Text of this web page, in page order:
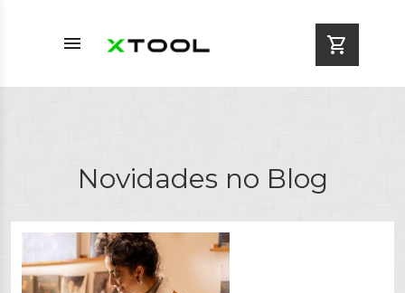
menu shopping_cart
Novidades no Blog